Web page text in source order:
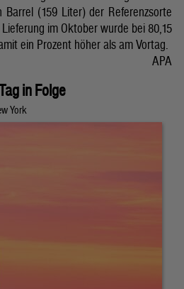
Barrel (159 Liter) der Referenzsorte
im Oktober wurde bei 80,15
ein Prozent höher als am Vortag.
APA
in Folge
York